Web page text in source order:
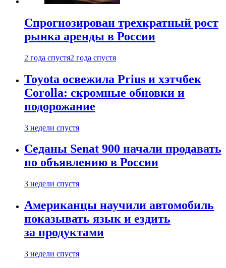
Спрогнозирован трехкратный рост
рынка аренды в России
2 года спустя2 года спустя
Toyota освежила Prius и хэтчбек
Corolla: скромные обновки и
подорожание
3 недели спустя
Седаны Senat 900 начали продавать
по объявлению в России
3 недели спустя
Американцы научили автомобиль
показывать язык и ездить
за продуктами
3 недели спустя